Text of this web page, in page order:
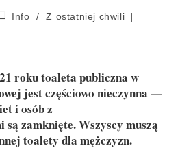
Info /
Z ostatniej chwili
roku toaleta publiczna w
jest częściowo nieczynna —
i osób z
są zamknięte. Wszyscy muszą
toalety dla mężczyzn.